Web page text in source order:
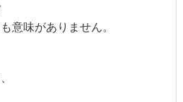
意味がありません。